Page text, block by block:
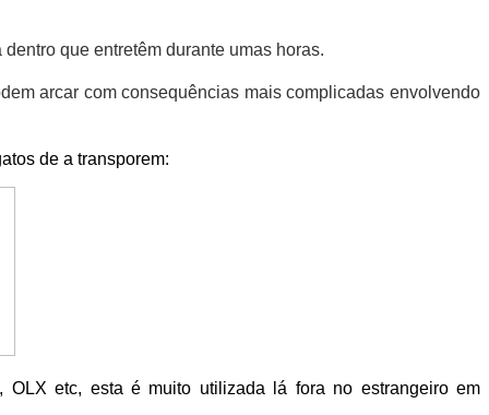
que entretêm durante umas horas.
arcar com consequências mais complicadas envolvendo
de a transporem:
etc, esta é muito utilizada lá fora no estrangeiro em